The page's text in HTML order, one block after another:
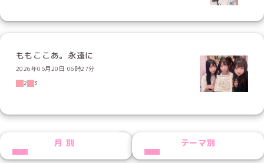
ももここあ。永遠に
2026年05月20日 06時27分
2
3
NEXT
月別 テーマ別